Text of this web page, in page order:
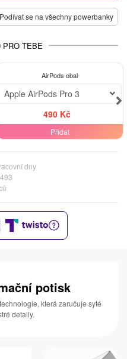
Podívat se na všechny powerbanky
PRO TEBE
AirPods obal
Apple AirPods Pro 3
490 Kč
Přidat
dny
potisk
která zaručuje syté
detaily.